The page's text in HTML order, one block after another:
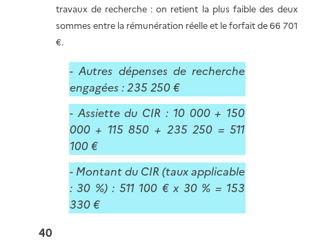
travaux de recherche : on retient la plus faible des deux
sommes entre la rémunération réelle et le forfait de 66 701
€.
- Autres dépenses de recherche
engagées : 235 250 €
- Assiette du CIR : 10 000 + 150
000 + 115 850 + 235 250 = 511
100 €
- Montant du CIR (taux applicable
: 30 %) : 511 100 € x 30 % = 153
330 €
40